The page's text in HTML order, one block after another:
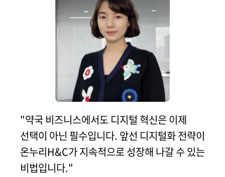
"약국 비즈니스에서도 디지털 혁신은 이제
선택이 아닌 필수입니다. 앞선 디지털화 전략이
온누리H&C가 지속적으로 성장해 나갈 수 있는
비법입니다."